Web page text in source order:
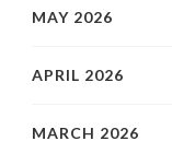
MAY 2026
APRIL 2026
MARCH 2026